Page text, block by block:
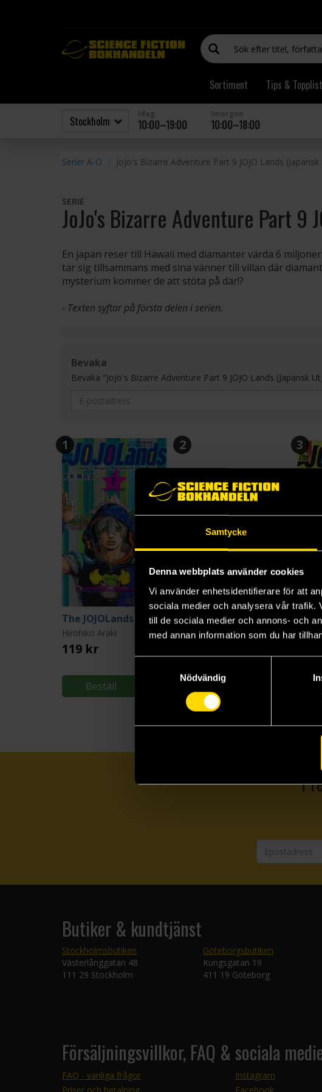
Samtycke
Denna webbplats använder cookies
Vi använder enhetsidentifierare för att
sociala medier och analysera vår trafik.
till de sociala medier och annons- och
med annan information som du har
Nödvändig
Sortiment Tips &
10:00–19:00 10:00–18:00
Serier A-Ö JoJo's Bizarre Adventure Part 9 JOJO Lands
SERIE
JoJo's Bizarre Adventure Part 9
En japan reser till Hawaii med diamanter värda 6
tar sig tillsammans med sina vänner till villan där
mysterium kommer de att stöta på där!?
- Texten syftar på första delen i serien.
Bevaka
Bevaka "JoJo's Bizarre Adventure Part 9 JOJO Lands
1
The JOJOLands Vol 1 JoJo's Bizarre Adventure Part 9 (Japansk)
Hirohiko Araki
119 kr
Beställ
2
The JOJOLands Vol 2 JoJo's Bizarre Adventure Pt 9 (Japansk)
Hirohiko Araki
Beställ
3
Butiker & kundtjänst
Stockholmsbutiken
Västerlånggatan 48
111 29 Stockholm
Göteborgsbutiken
Kungsgatan 19
411 19 Göteborg
Försäljningsvillkor, FAQ & sociala
FAQ - vanliga frågor
Instagram